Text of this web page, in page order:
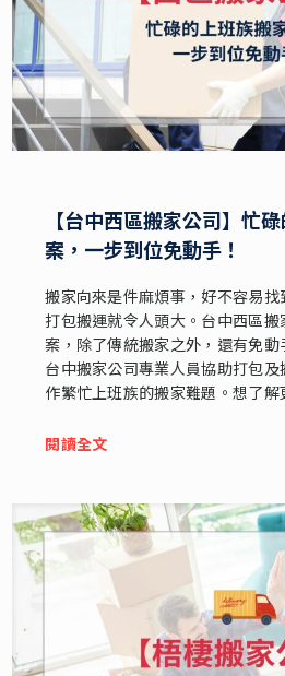
【台中西區搬家公司】忙
案，一步到位免動手！
搬家向來是件麻煩事，好不容易
打包搬運就令人頭大。台中西區
案，除了傳統搬家之外，還有免
台中搬家公司專業人員協助打包
作繁忙上班族的搬家難題。想了
閱讀全文